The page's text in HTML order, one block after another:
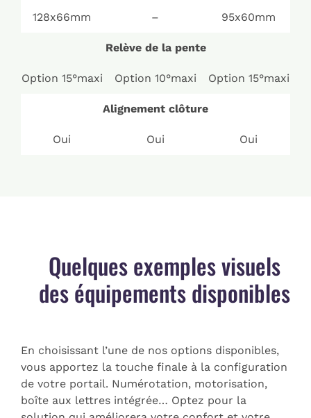
128x66mm – 95x60mm
Relève de la pente
Option 15°maxi Option 10°maxi Option 15°maxi
Alignement clôture
Oui Oui Oui
Quelques exemples visuels
des équipements disponibles
En choisissant l’une de nos options disponibles,
vous apportez la touche finale à la configuration
de votre portail. Numérotation, motorisation,
boîte aux lettres intégrée… Optez pour la